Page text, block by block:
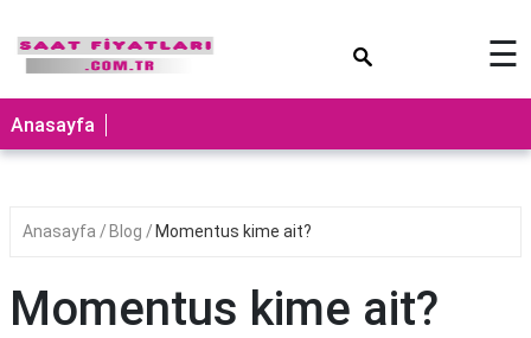
☰
Anasayfa
Anasayfa Blog Momentus kime ait?
Momentus kime ait?